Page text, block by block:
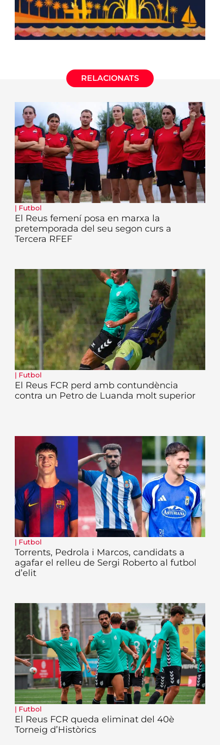
RELACIONATS
| Futbol
El Reus femení posa en marxa la
pretemporada del seu segon curs a
Tercera RFEF
| Futbol
El Reus FCR perd amb contundència
contra un Petro de Luanda molt superior
| Futbol
Torrents, Pedrola i Marcos, candidats a
agafar el relleu de Sergi Roberto al futbol
d’elit
| Futbol
El Reus FCR queda eliminat del 40è
Torneig d’Històrics